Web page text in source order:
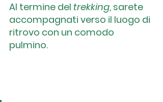
Al termine del trekking, sarete
accompagnati verso il luogo di
ritrovo con un comodo
pulmino.